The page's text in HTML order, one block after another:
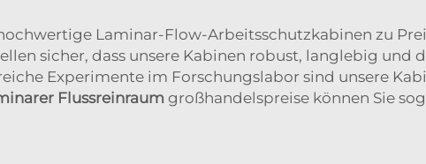
Laminar-Flow-Arbeitsschutzkabinen zu
sicher, dass unsere Kabinen robust, langlebig
Experimente im Forschungslabor sind unsere
Flussreinraum großhandelspreise können Sie